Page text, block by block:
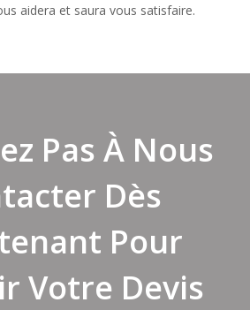
aidera et saura vous satisfaire.
Pas À Nous
Dès
Pour
Votre Devis